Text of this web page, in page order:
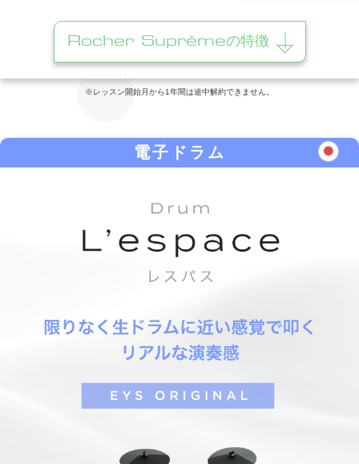
Rocher Suprêmeの特徴
※レッスン開始月から1年間は途中解約できません。
電子ドラム